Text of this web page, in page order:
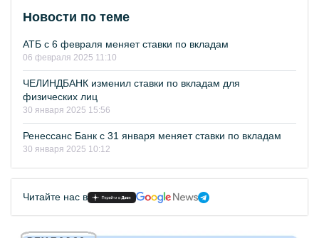
Новости по теме
АТБ с 6 февраля меняет ставки по вкладам
06 февраля 2025 11:10
ЧЕЛИНДБАНК изменил ставки по вкладам для
физических лиц
30 января 2025 15:56
Ренессанс Банк с 31 января меняет ставки по вкладам
30 января 2025 10:12
Читайте нас в